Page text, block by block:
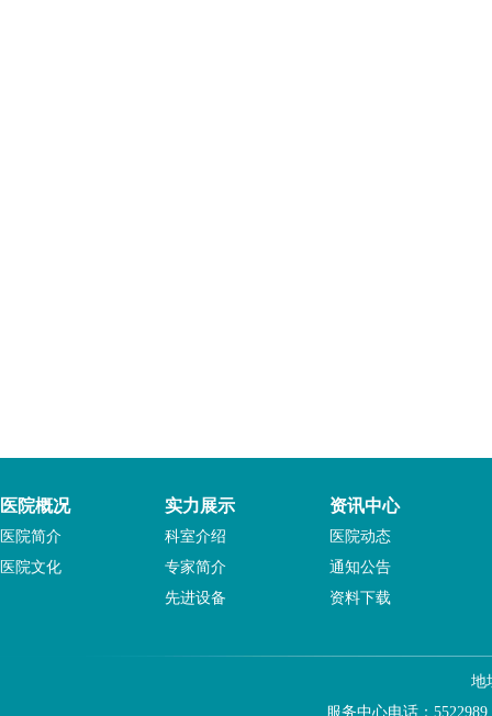
医院概况
医院简介
医院文化
实力展示
科室介绍
专家简介
先进设备
资讯中心
医院动态
通知公告
资料下载
地
服务中心电话：